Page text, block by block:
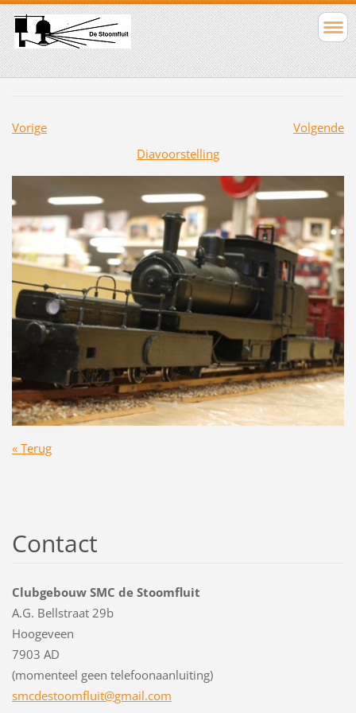
Vorige
Volgende
Diavoorstelling
« Terug
Contact
Clubgebouw SMC de Stoomfluit
A.G. Bellstraat 29b
Hoogeveen
7903 AD
(momenteel geen telefoonaanluiting)
smcdestoomfluit@gmail.com